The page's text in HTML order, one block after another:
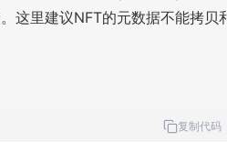
这里建议NFT的元数据不能拷贝
复制代码